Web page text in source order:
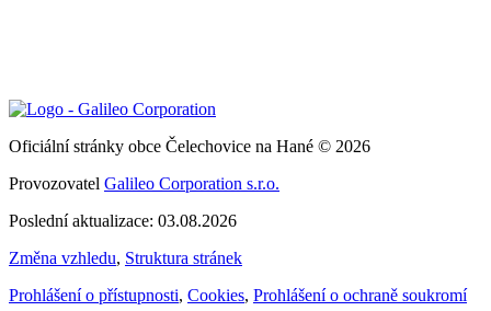
Oficiální stránky obce Čelechovice na Hané © 2026
Provozovatel Galileo Corporation s.r.o.
Poslední aktualizace: 03.08.2026
Změna vzhledu, Struktura stránek
Prohlášení o přístupnosti, Cookies, Prohlášení o ochraně soukromí